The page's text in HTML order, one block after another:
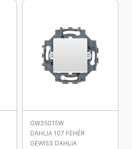
GW35015W
DAHLIA 107 FEHÉR
GEWISS DAHLIA